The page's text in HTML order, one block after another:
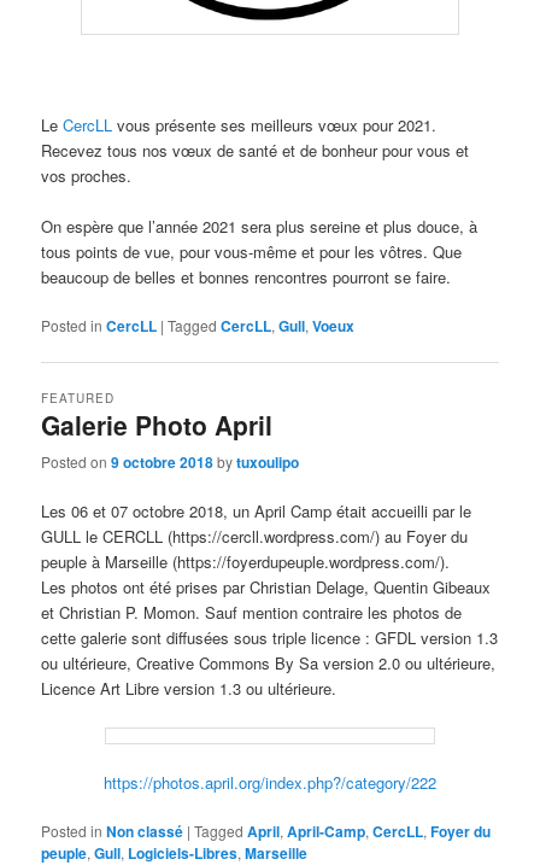
LeCercLL vous présente ses meilleurs vœux pour 2021.
Recevez tous nos vœux de santé et de bonheur pour vous et
vos proches.
On espère que l’année 2021 sera plus sereine et plus douce, à
tous points de vue, pour vous-même et pour les vôtres. Que
beaucoup de belles et bonnes rencontres pourront se faire.
Posted in CercLL |Tagged CercLL,Gull,Voeux
Galerie Photo April
FEATURED
Posted on9 octobre 2018bytuxoulipo
Les 06 et 07 octobre 2018, un April Camp était accueilli par le
GULL le CERCLL (https://cercll.wordpress.com/) au Foyer du
peuple à Marseille (https://foyerdupeuple.wordpress.com/).
Les photos ont été prises par Christian Delage, Quentin Gibeaux
et Christian P. Momon. Sauf mention contraire les photos de
cette galerie sont diffusées sous triple licence : GFDL version 1.3
ou ultérieure, Creative Commons By Sa version 2.0 ou ultérieure,
Licence Art Libre version 1.3 ou ultérieure.
https://photos.april.org/index.php?/category/222
Posted in Non classé |Tagged April,April-Camp,CercLL,Foyer du
peuple,Gull, Logiciels-Libres,Marseille